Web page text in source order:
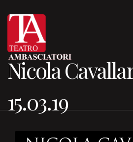
Nicola
15.03.19